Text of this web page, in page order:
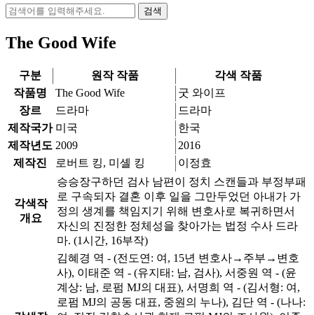
검
The Good Wife
구분 원작 작품
각색 작품
작품명
The Good Wife
굿 와이프
장르
드라마
드라마
제작국가 미국
한국
제작년도 2009
2016
제작진
로버트 킹, 미셸 킹 이정효
각색작
개요
승승장구하던 검사 남편이 정치 스캔들과 부정부패
로 구속되자 결혼 이후 일을 그만두었던 아내가 가
정의 생계를 책임지기 위해 변호사로 복귀하면서
자신의 진정한 정체성을 찾아가는 법정 수사 드라
마. (1시간, 16부작)
김혜경 역 - (전도연: 여, 15년 변호사→주부→변호
사), 이태준 역 - (유지태: 남, 검사), 서중원 역 - (윤
계상: 남, 로펌 MJ의 대표), 서명희 역 - (김서형: 여,
로펌 MJ의 공동 대표, 중원의 누나), 김단 역 - (나나: